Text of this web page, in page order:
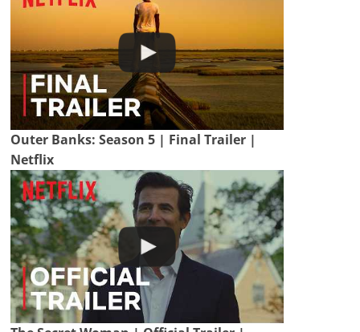
Outer Banks: Season 5 | Final Trailer |
Netflix